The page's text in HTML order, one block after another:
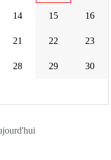
14 15 16
21 22 23
28 29 30